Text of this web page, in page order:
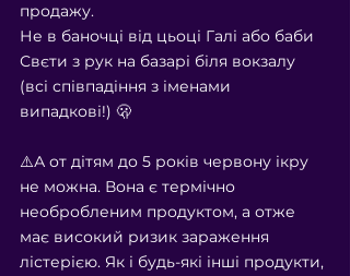
продажу.
Не в баночці від цьоці Галі або баби
Свєти з рук на базарі біля вокзалу
(всі співпадіння з іменами
випадкові!) 🫢
⚠️А от дітям до 5 років червону ікру
не можна. Вона є термічно
необробленим продуктом, а отже
має високий ризик зараження
лістерією. Як і будь-які інші продукти,